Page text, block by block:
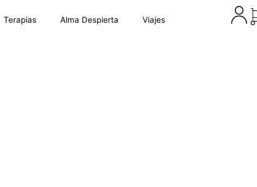
Terapias Alma Despierta Viajes